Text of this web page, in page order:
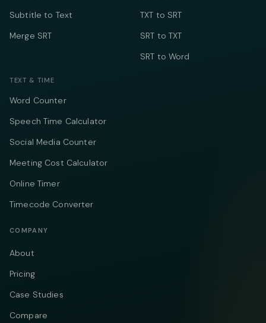
Subtitle to Text
Merge SRT
TXT to SRT
SRT to TXT
SRT to Word
TEXT & TIME
Word Counter
Speech Time Calculator
Social Media Counter
Meeting Cost Calculator
Online Timer
Timecode Converter
COMPANY
About
Pricing
Case Studies
Compare